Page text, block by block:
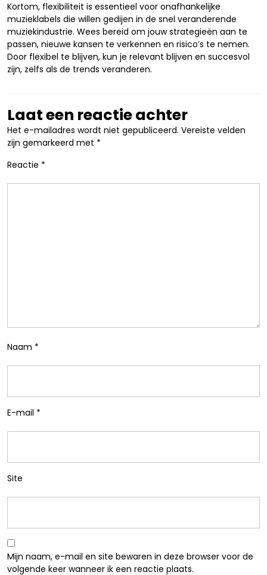
Kortom, flexibiliteit is essentieel voor onafhankelijke
muzieklabels die willen gedijen in de snel veranderende
muziekindustrie. Wees bereid om jouw strategieën aan te
passen, nieuwe kansen te verkennen en risico’s te nemen.
Door flexibel te blijven, kun je relevant blijven en succesvol
zijn, zelfs als de trends veranderen.
Laat een reactie achter
Het e-mailadres wordt niet gepubliceerd. Vereiste velden
zijn gemarkeerd met *
Reactie *
Naam *
E-mail *
Site
Mijn naam, e-mail en site bewaren in deze browser voor de
volgende keer wanneer ik een reactie plaats.